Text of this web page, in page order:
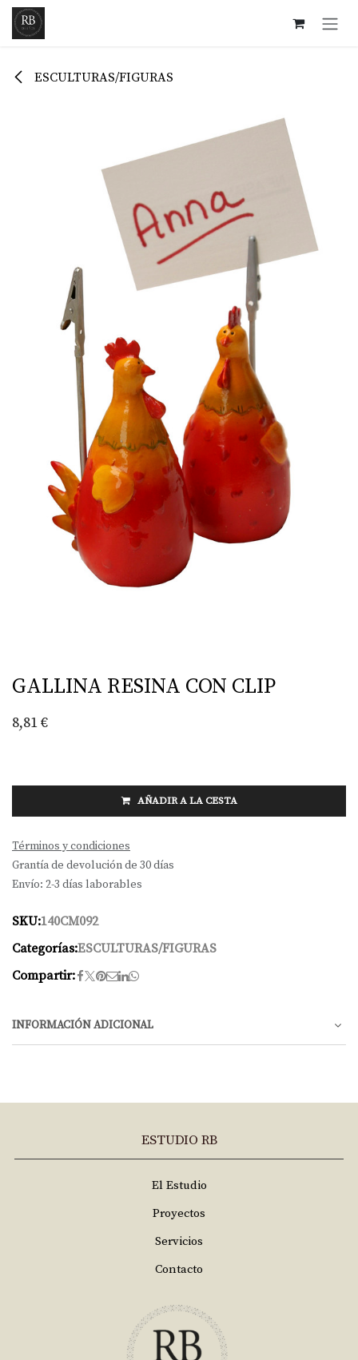
Ir al contenido
ESCULTURAS/FIGURAS
GALLINA RESINA CON CLIP
8,81€
AÑADIR A LA CESTA
Términos y condiciones
Grantía de devolución de 30 días
Envío: 2-3 días laborables
SKU:140CM092
Categorías:ESCULTURAS/FIGURAS
Compartir:
INFORMACIÓN ADICIONAL
ESTUDIO RB
El Estudio
Proyectos
Servicios
Contacto